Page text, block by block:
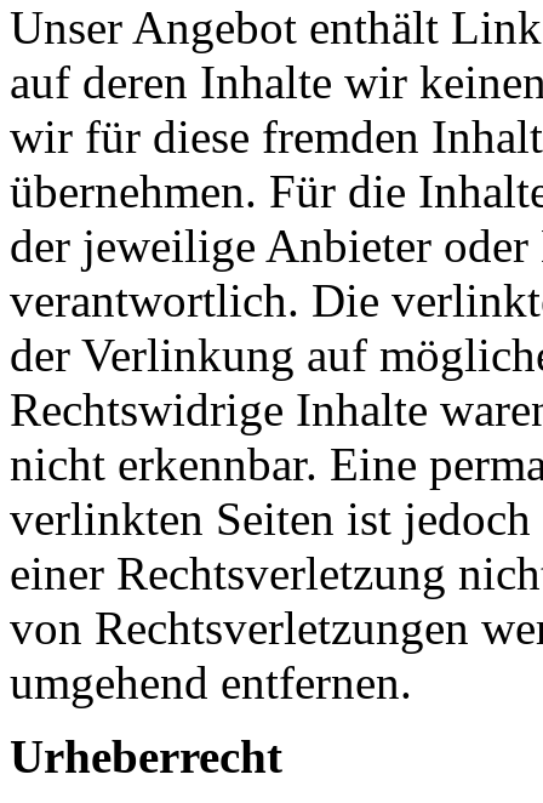
Unser Angebot enthält
auf deren Inhalte wir
wir für diese fremden
übernehmen. Für die
der jeweilige Anbieter oder
verantwortlich. Die
der Verlinkung auf
Rechtswidrige Inhalte
nicht erkennbar. Eine
verlinkten Seiten ist
einer Rechtsverletzung
von Rechtsverletzungen
umgehend entfernen.
Urheberrecht